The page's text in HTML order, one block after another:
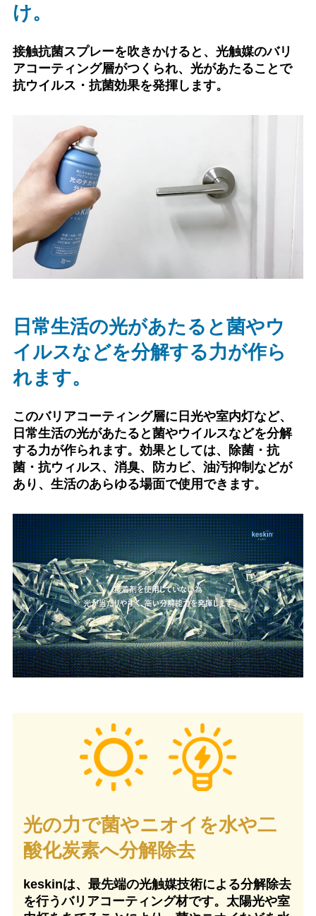
け。
接触抗菌スプレーを吹きかけると、光触媒のバリ
アコーティング層がつくられ、光があたることで
抗ウイルス・抗菌効果を発揮します。
日常生活の光があたると菌やウ
イルスなどを分解する力が作ら
れます。
このバリアコーティング層に日光や室内灯など、
日常生活の光があたると菌やウイルスなどを分解
する力が作られます。 効果としては、除菌・抗
菌・抗ウィルス、消臭、防カビ、油汚抑制などが
あり、生活のあらゆる場面で使用できます。
光の力で菌やニオイを水や二
酸化炭素へ分解除去
keskinは、最先端の光触媒技術による分解除去
を行うバリアコーティング材です。太陽光や室